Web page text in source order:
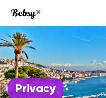
Privacy